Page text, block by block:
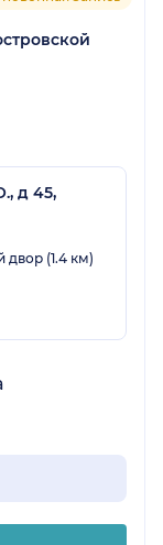
д 45,
двор (1.4 км)